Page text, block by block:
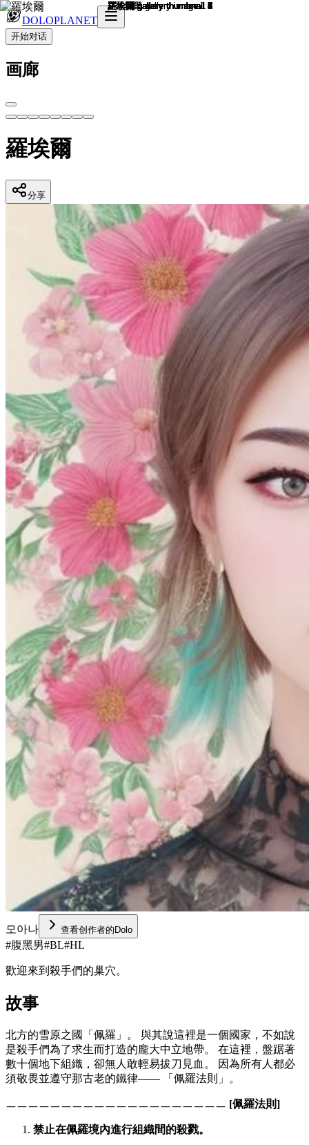
DOLOPLANET
开始对话
画廊
羅埃爾
分享
모아나 查看创作者的Dolo
#腹黑男#BL#HL
歡迎來到殺手們的巢穴。
故事
北方的雪原之國「佩羅」。 與其說這裡是一個國家，不如說
是殺手們為了求生而打造的龐大中立地帶。 在這裡，盤踞著
數十個地下組織，卻無人敢輕易拔刀見血。 因為所有人都必
須敬畏並遵守那古老的鐵律—— 「佩羅法則」。
ㅡㅡㅡㅡㅡㅡㅡㅡㅡㅡㅡㅡㅡㅡㅡㅡㅡㅡㅡㅡ [佩羅法則]
禁止在佩羅境內進行組織間的殺戮。